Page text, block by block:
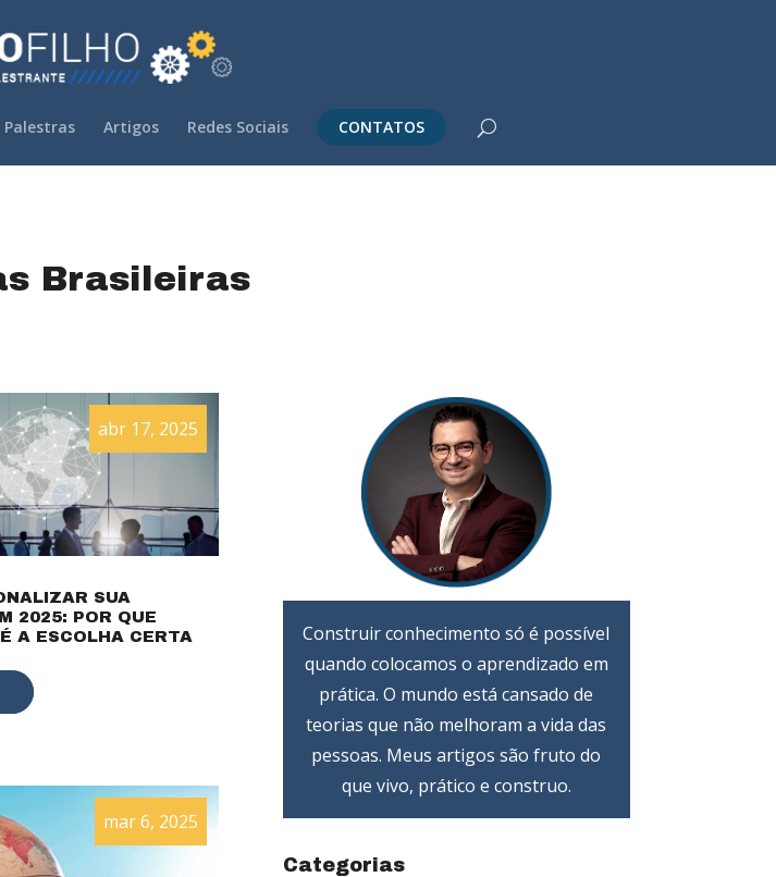
Palestras Artigos Redes Sociais CONTATOS
Brasileiras
SUA
2025: POR QUE
A ESCOLHA CERTA
abr 17, 2025
mar 6, 2025
Construir conhecimento só é possível
quando colocamos o aprendizado em
prática. O mundo está cansado de
teorias que não melhoram a vida das
pessoas. Meus artigos são fruto do
que vivo, prático e construo.
Categorias